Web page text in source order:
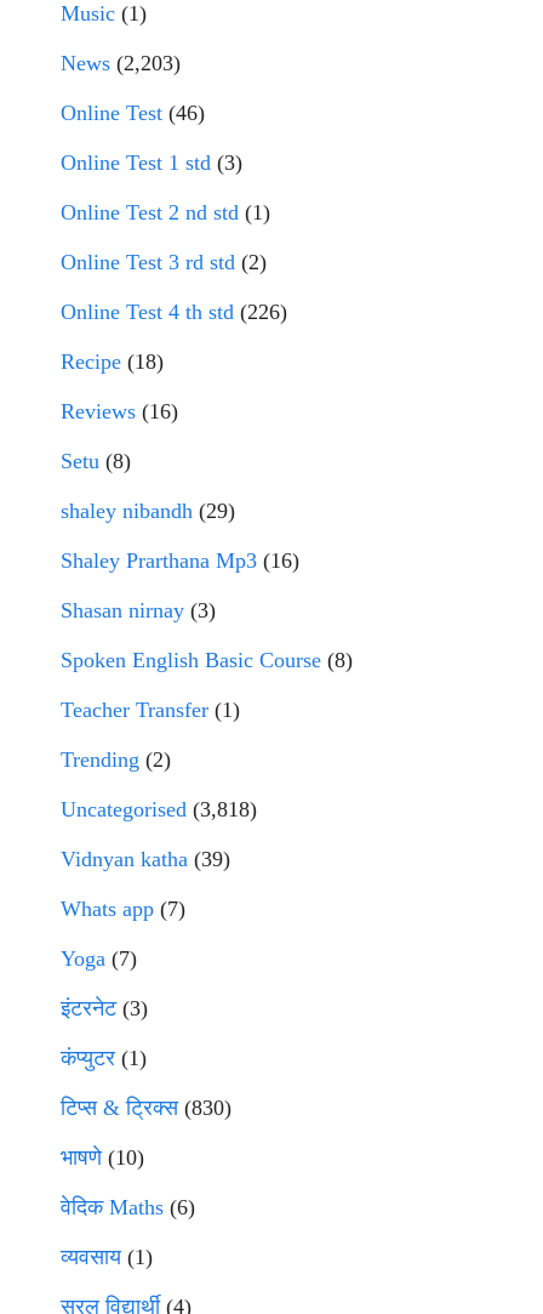
Music (1)
News (2,203)
Online Test (46)
Online Test 1 std (3)
Online Test 2 nd std (1)
Online Test 3 rd std (2)
Online Test 4 th std (226)
Recipe (18)
Reviews (16)
Setu (8)
shaley nibandh (29)
Shaley Prarthana Mp3 (16)
Shasan nirnay (3)
Spoken English Basic Course (8)
Teacher Transfer (1)
Trending (2)
Uncategorised (3,818)
Vidnyan katha (39)
Whats app (7)
Yoga (7)
इंटरनेट(3)
कंप्युटर (1)
टिप्स & ट्रिक्स(830)
भाषणे(10)
वेदिक Maths (6)
व्यवसाय(1)
सरल विद्यार्थी(4)